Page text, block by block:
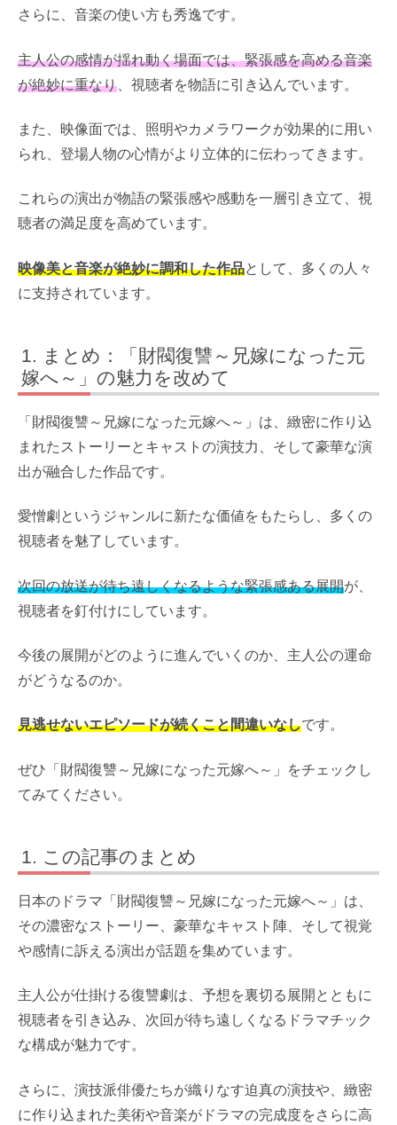
さらに、音楽の使い方も秀逸です。
主人公の感情が揺れ動く場面では、緊張感を高める音楽
が絶妙に重なり 、視聴者を物語に引き込んでいます。
また、映像面では、照明やカメラワークが効果的に用い
られ、登場人物の心情がより立体的に伝わってきます。
これらの演出が物語の緊張感や感動を一層引き立て、視
聴者の満足度を高めています。
映像美と音楽が絶妙に調和した作品として、多くの人々
に支持されています。
まとめ：「財閥復讐～兄嫁になった元
嫁へ～」の魅力を改めて
「財閥復讐～兄嫁になった元嫁へ～」は、緻密に作り込
まれたストーリーとキャストの演技力、そして豪華な演
出が融合した作品です。
愛憎劇というジャンルに新たな価値をもたらし、多くの
視聴者を魅了しています。
次回の放送が待ち遠しくなるような緊張感ある展開が、
視聴者を釘付けにしています。
今後の展開がどのように進んでいくのか、主人公の運命
がどうなるのか。
見逃せないエピソードが続くこと間違いなしです。
ぜひ「財閥復讐～兄嫁になった元嫁へ～」をチェックし
てみてください。
この記事のまとめ
日本のドラマ「財閥復讐～兄嫁になった元嫁へ～」は、
その濃密なストーリー、豪華なキャスト陣、そして視覚
や感情に訴える演出が話題を集めています。
主人公が仕掛ける復讐劇は、予想を裏切る展開とともに
視聴者を引き込み、次回が待ち遠しくなるドラマチック
な構成が魅力です。
さらに、演技派俳優たちが織りなす迫真の演技や、緻密
に作り込まれた美術や音楽がドラマの完成度をさらに高